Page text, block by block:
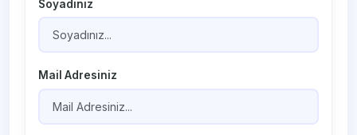
Soyadınız
Mail Adresiniz